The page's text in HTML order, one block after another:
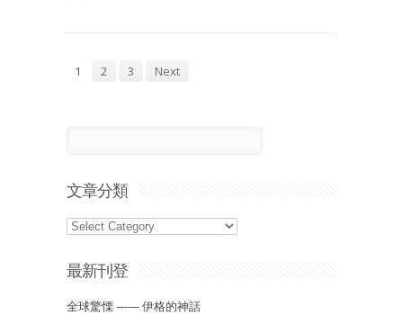
1 2 3 Next
文章分類
最新刊登
全球驚慄 —— 伊格的神話